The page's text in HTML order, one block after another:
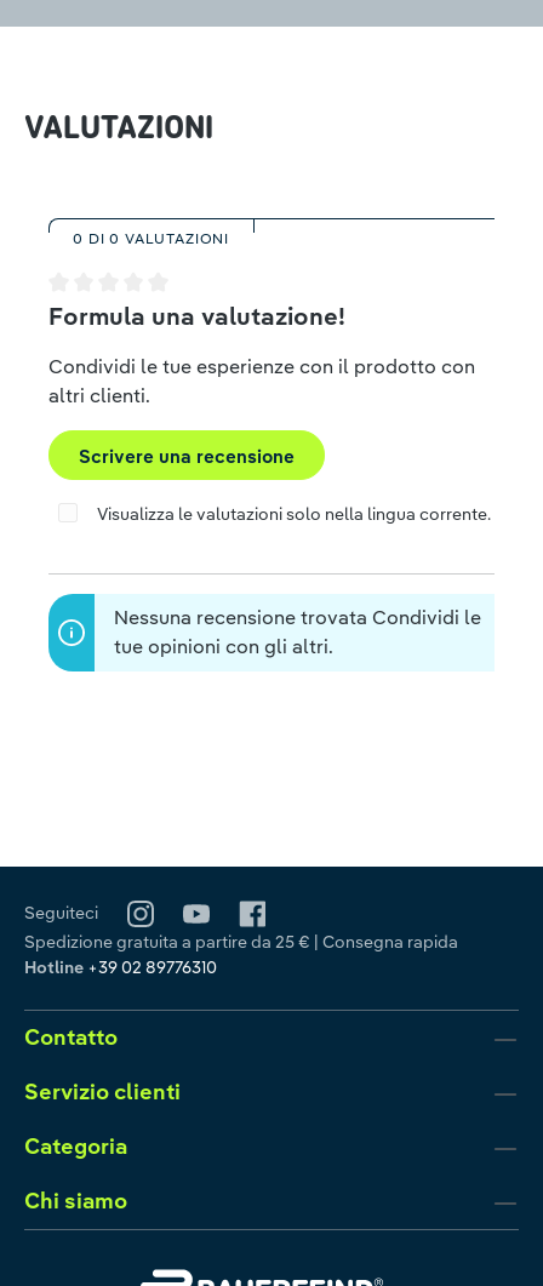
VALUTAZIONI
0 DI 0 VALUTAZIONI
Valutazione media di 0 su 5 stelle
Formula una valutazione!
Condividi le tue esperienze con il prodotto con
altri clienti.
Scrivere una recensione
Visualizza le valutazioni solo nella lingua corrente.
Nessuna recensione trovata Condividi le
tue opinioni con gli altri.
Seguiteci
Spedizione gratuita a partire da 25 € | Consegna rapida
Hotline +39 02 89776310
Contatto
Servizio clienti
Categoria
Chi siamo